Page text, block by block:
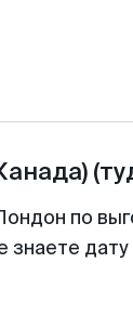
по
знаете